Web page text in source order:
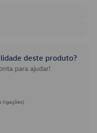
deste produto?
para ajudar!
ligações)